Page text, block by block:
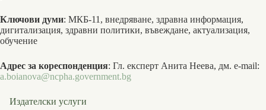
Ключови думи: МКБ-11, внедряване, здравна информация,
дигитализация, здравни политики, въвеждане, актуализация,
обучение
Адрес за кореспонденция: Гл. експерт Анита Неева, дм. e-mail:
a.boianova@ncpha.government.bg
Издателски услуги